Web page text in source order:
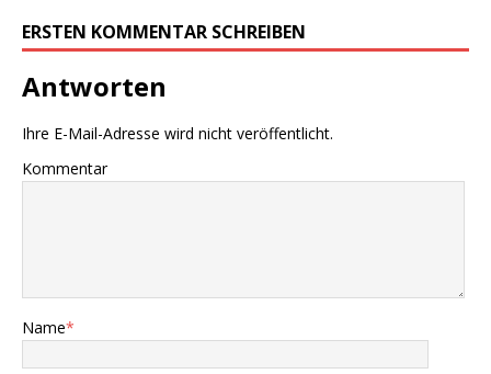
ERSTEN KOMMENTAR SCHREIBEN
Antworten
Ihre E-Mail-Adresse wird nicht veröffentlicht.
Kommentar
Name*